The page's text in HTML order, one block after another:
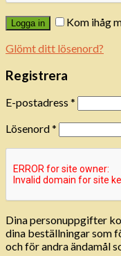
Logga in
Kom ihåg
Glömt ditt lösenord?
Registrera
E-postadress *
Lösenord*
Dina personuppgifter
dina beställningar som
och för andra ändamål